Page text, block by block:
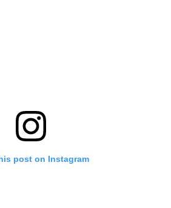
post on Instagram